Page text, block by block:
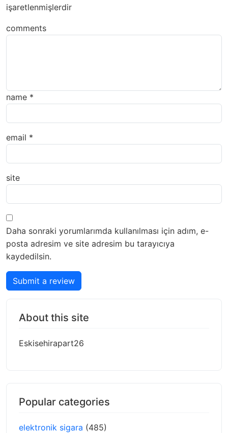
işaretlenmişlerdir
comments
name *
email *
site
Daha sonraki yorumlarımda kullanılması için adım, e-
posta adresim ve site adresim bu tarayıcıya
kaydedilsin.
Submit a review
About this site
Eskisehirapart26
Popular categories
elektronik sigara (485)